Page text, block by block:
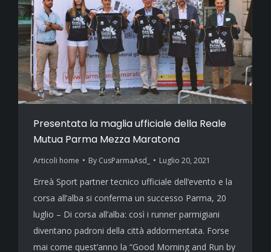
Presentata la maglia ufficiale della Reale
Mutua Parma Mezza Maratona
Articoli home By CusParmaAsd_ Luglio 20, 2021
Erreà Sport partner tecnico ufficiale dell’evento e la
corsa all’alba si conferma un successo Parma, 20
luglio – Di corsa all’alba: così i runner parmigiani
diventano padroni della città addormentata. Forse
mai come quest’anno la “Good Morning and Run by